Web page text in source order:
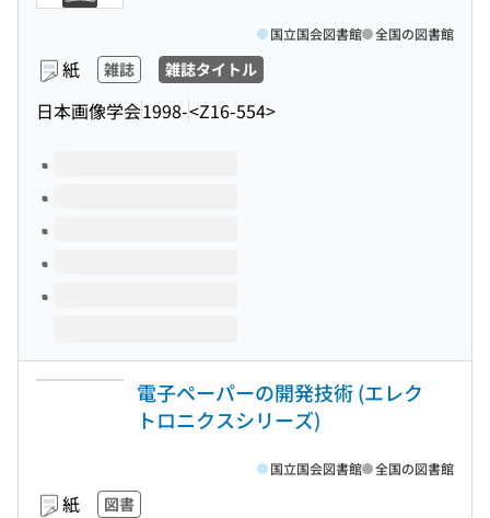
紙 雑誌 雑誌タイトル
日本画像学会1998-<Z16-554>
国立国会図書館 全国の図書館
このタイトルの巻号
電子ペーパーの開発技術 (エレク
トロニクスシリーズ)
紙 図書
国立国会図書館 全国の図書館